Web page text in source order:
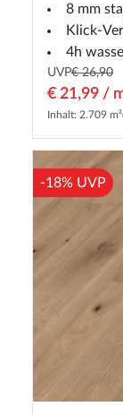
8 mm
Klick-
4h
UVP€ 26,90
€ 21,99 /
Inhalt: 2.709 m²
-18% UVP